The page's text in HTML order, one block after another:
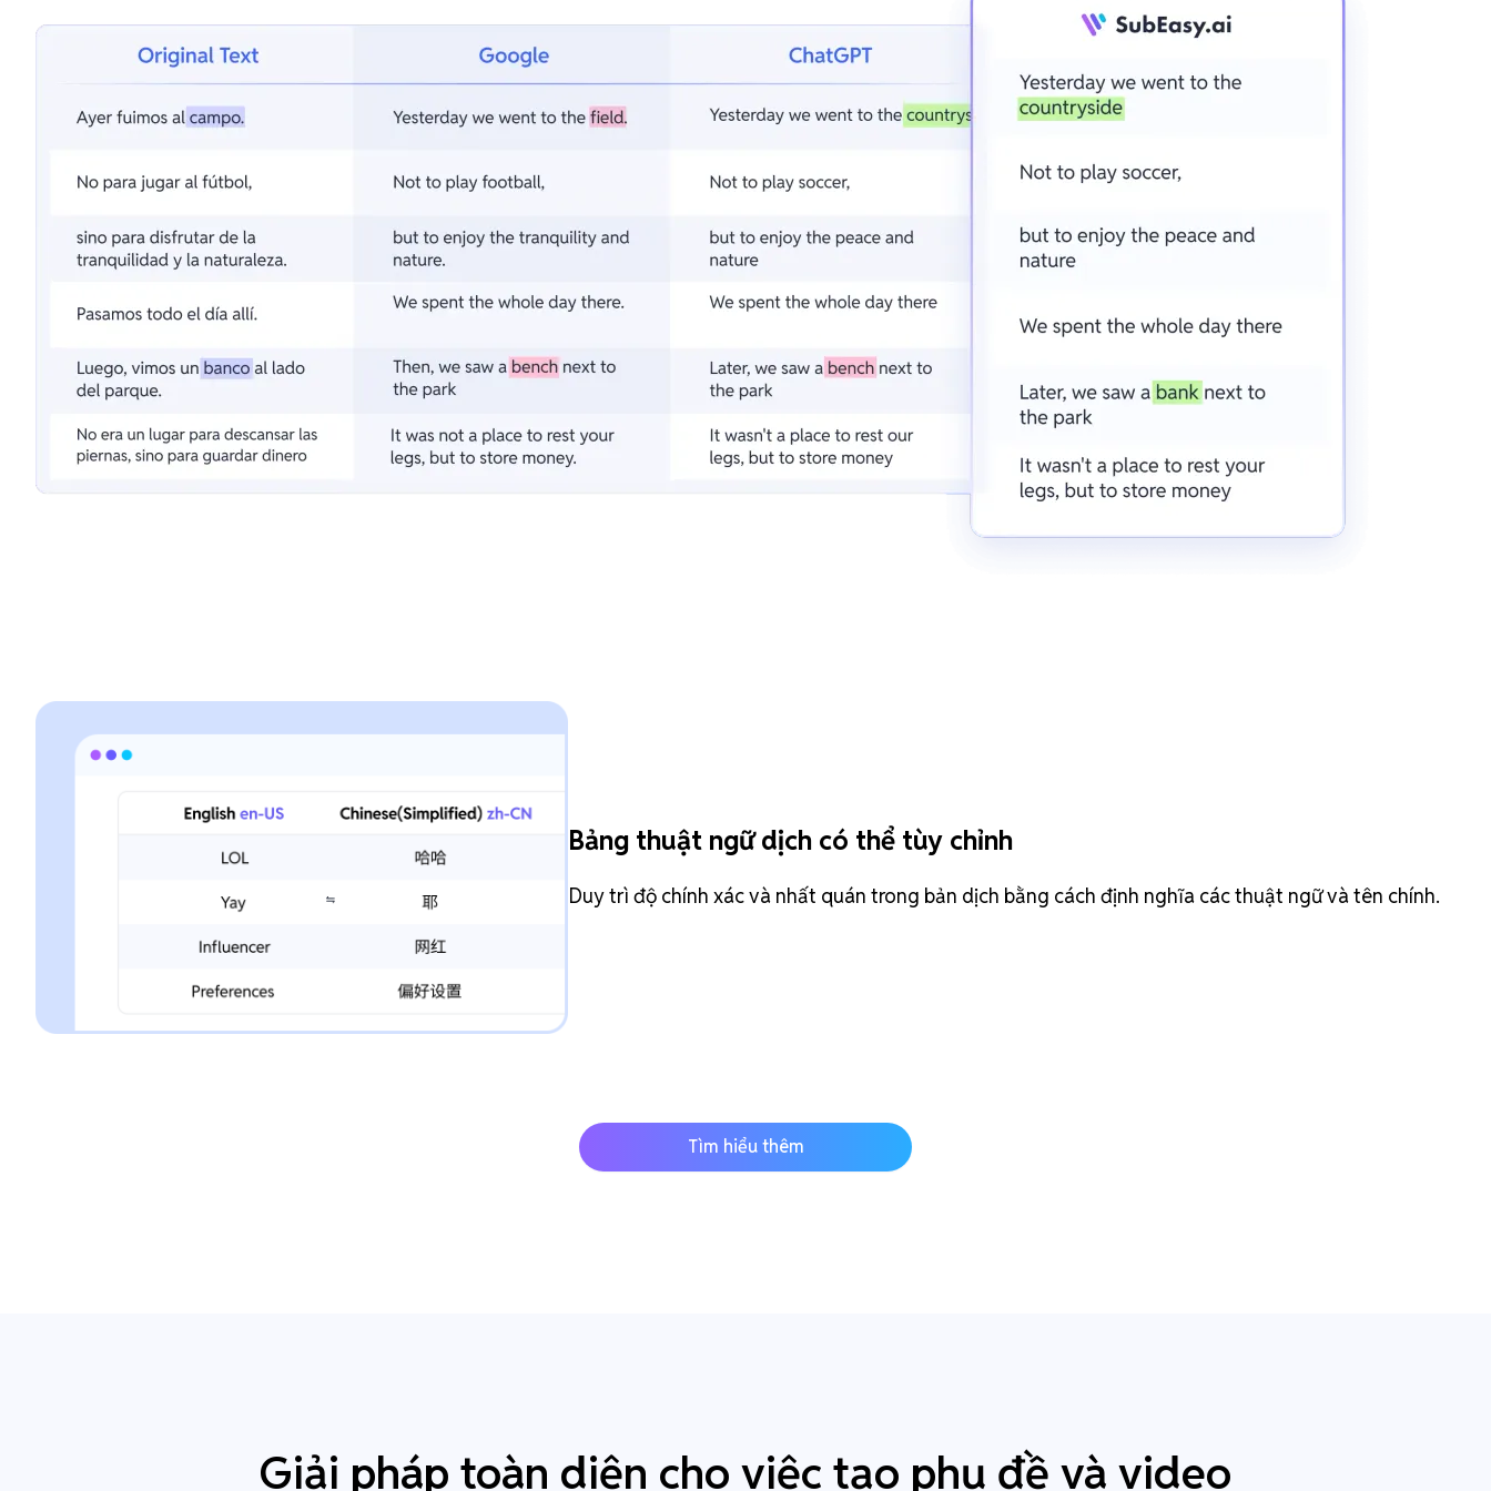
Bảng thuật ngữ dịch có thể tùy chỉnh
Duy trì độ chính xác và nhất quán trong bản dịch bằng cách định nghĩa các thuật ngữ và tên chính.
Tìm hiểu thêm
Giải pháp toàn diện cho việc tạo phụ đề và video